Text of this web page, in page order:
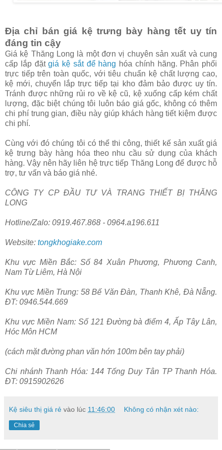
Địa chỉ bán giá kệ trưng bày hàng tết uy tín
đáng tin cậy
Giá kệ Thăng Long là một đơn vị chuyên sản xuất và cung
cấp lắp đặtgiá kệ sắt để hàng hóa chính hãng. Phân phối
trực tiếp trên toàn quốc, với tiêu chuẩn kệ chất lượng cao,
kệ mới, chuyển lắp trực tiếp tại kho đảm bảo được uy tín.
Tránh được những rủi ro về kệ cũ, kệ xuống cấp kém chất
lượng, đặc biệt chúng tôi luôn báo giá gốc, không có thêm
chi phí trung gian, điều này giúp khách hàng tiết kiệm được
chi phí.
Cùng với đó chúng tôi có thể thi công, thiết kế sản xuất giá
kệ trưng bày hàng hóa theo nhu cầu sử dụng của khách
hàng. Vậy nên hãy liên hệ trực tiếp Thăng Long để được hỗ
trợ, tư vấn và báo giá nhé.
CÔNG TY CP ĐẦU TƯ VÀ TRANG THIẾT BỊ THĂNG
LONG
Hotline/Zalo: 0919.467.868 - 0964.a196.611
Website: tongkhogiake.com
Khu vực Miền Bắc: Số 84 Xuân Phương, Phương Canh,
Nam Từ Liêm, Hà Nội
Khu vực Miền Trung: 58 Bế Văn Đàn, Thanh Khê, Đà Nẵng.
ĐT: 0946.544.669
Khu vực Miền Nam: Số 121 Đường bà điểm 4, Ấp Tây Lân,
Hóc Môn HCM
(cách mặt đường phan văn hớn 100m bên tay phải)
Chi nhánh Thanh Hóa: 144 Tống Duy Tân TP Thanh Hóa.
ĐT: 0915902626
Kệ siêu thị giá rẻ vào lúc 11:46:00 Không có nhận xét nào:
Chia sẻ